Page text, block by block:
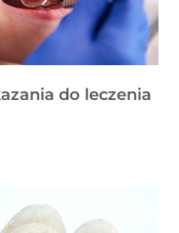
do leczenia